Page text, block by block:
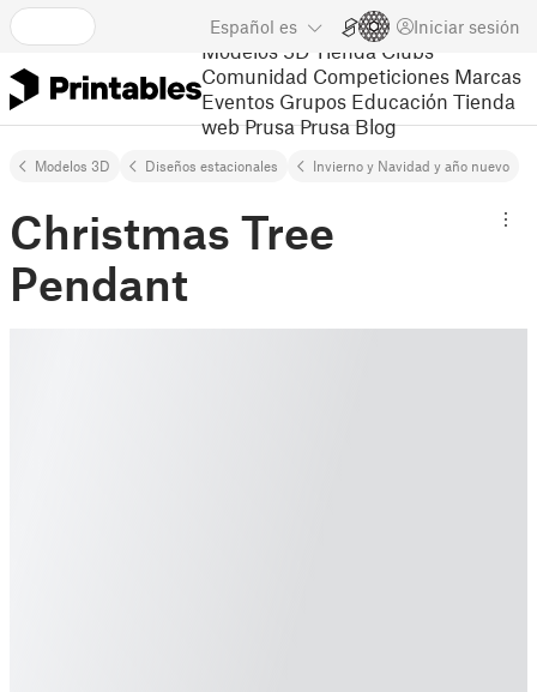
Español es Iniciar sesión
Modelos 3D Tienda Clubs
Comunidad Competiciones Marcas
Eventos Grupos Educación Tienda
web Prusa Prusa Blog
Modelos 3D Diseños estacionales Invierno y Navidad y año nuevo
Christmas Tree
Pendant